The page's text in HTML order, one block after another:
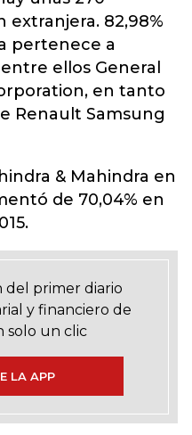
extranjera. 82,98%
pertenece a
ellos General
en tanto
Renault Samsung
& Mahindra en
de 70,04% en
del primer diario
y financiero de
solo un clic
LA APP